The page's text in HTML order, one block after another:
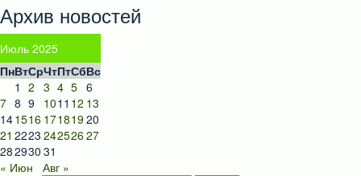
Архив новостей
Июль 2025
ПнВтСрЧтПтСбВс
1 2 3 4 5 6
7 8 9 1011 12 13
141516 17181920
21 2223 24252627
282930 31
« Июн
Авг »